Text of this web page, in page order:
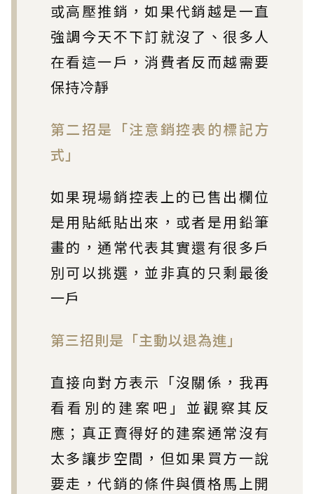
或高壓推銷，如果代銷越是一直
強調今天不下訂就沒了、很多人
在看這一戶，消費者反而越需要
保持冷靜
第二招是「注意銷控表的標記方
式」
如果現場銷控表上的已售出欄位
是用貼紙貼出來，或者是用鉛筆
畫的，通常代表其實還有很多戶
別可以挑選，並非真的只剩最後
一戶
第三招則是「主動以退為進」
直接向對方表示「沒關係，我再
看看別的建案吧」並觀察其反
應；真正賣得好的建案通常沒有
太多讓步空間，但如果買方一說
要走，代銷的條件與價格馬上開